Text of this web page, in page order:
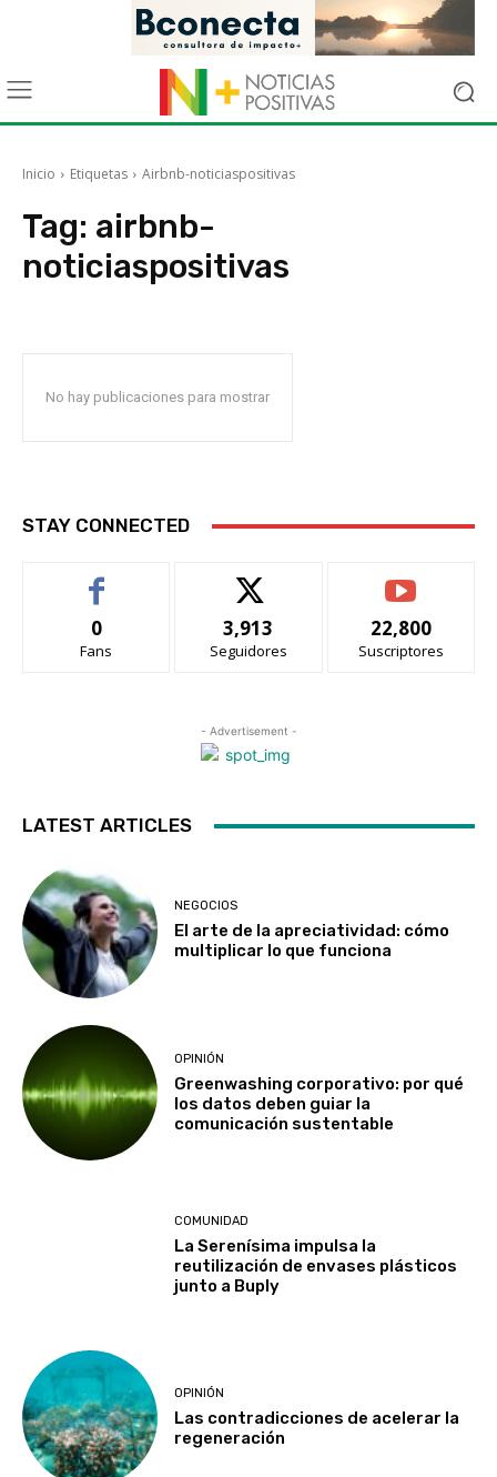
Inicio Etiquetas Airbnb-noticiaspositivas
Tag: airbnb-
noticiaspositivas
No hay publicaciones para mostrar
STAY CONNECTED
0
Fans
3,913
Seguidores
22,800
Suscriptores
- Advertisement -
LATEST ARTICLES
NEGOCIOS
El arte de la apreciatividad: cómo
multiplicar lo que funciona
OPINIÓN
Greenwashing corporativo: por qué
los datos deben guiar la
comunicación sustentable
COMUNIDAD
La Serenísima impulsa la
reutilización de envases plásticos
junto a Buply
OPINIÓN
Las contradicciones de acelerar la
regeneración